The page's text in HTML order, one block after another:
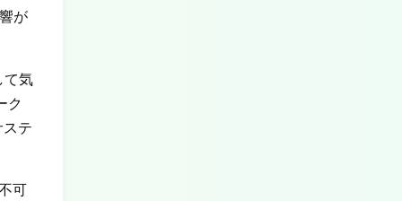
が
て気
ク
テ
可